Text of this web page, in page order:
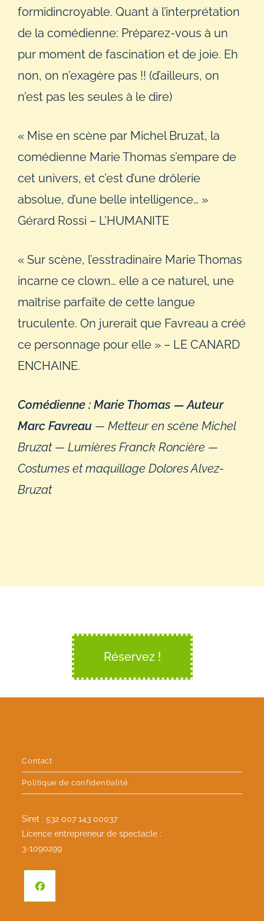
formidincroyable. Quant à l’interprétation
de la comédienne: Préparez-vous à un
pur moment de fascination et de joie. Eh
non, on n’exagère pas !! (d’ailleurs, on
n’est pas les seules à le dire)
« Mise en scène par Michel Bruzat, la
comédienne Marie Thomas s’empare de
cet univers, et c’est d’une drôlerie
absolue, d’une belle intelligence… »
Gérard Rossi – L’HUMANITE
« Sur scène, l’esstradinaire Marie Thomas
incarne ce clown… elle a ce naturel, une
maîtrise parfaite de cette langue
truculente. On jurerait que Favreau a créé
ce personnage pour elle » – LE CANARD
ENCHAINE.
Comédienne : Marie Thomas — Auteur
Marc Favreau — Metteur en scène Michel
Bruzat — Lumières Franck Roncière —
Costumes et maquillage Dolores Alvez-
Bruzat
Réservez !
Contact
Politique de confidentialité
Siret : 532 007 143 00037
Licence entrepreneur de spectacle :
3-1090299